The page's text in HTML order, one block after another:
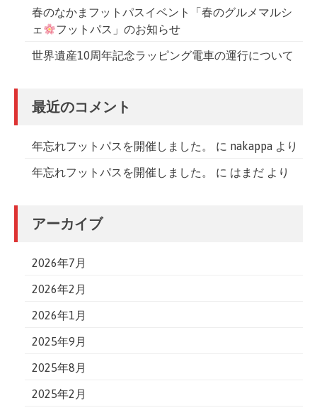
春のなかまフットパスイベント「春のグルメマルシ
ェ
フットパス」のお知らせ
世界遺産10周年記念ラッピング電車の運行について
最近のコメント
年忘れフットパスを開催しました。 に nakappa より
年忘れフットパスを開催しました。 に はまだ より
アーカイブ
2026年7月
2026年2月
2026年1月
2025年9月
2025年8月
2025年2月